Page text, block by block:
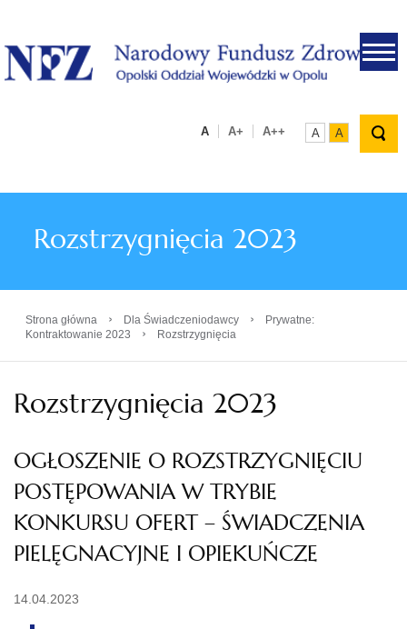
.
A A+ A++ A A
Rozstrzygnięcia 2023
Strona główna › Dla Świadczeniodawcy ›
Prywatne:
Kontraktowanie 2023
› Rozstrzygnięcia
Rozstrzygnięcia 2023
OGŁOSZENIE O ROZSTRZYGNIĘCIU
POSTĘPOWANIA W TRYBIE
KONKURSU OFERT – ŚWIADCZENIA
PIELĘGNACYJNE I OPIEKUŃCZE
14.04.2023